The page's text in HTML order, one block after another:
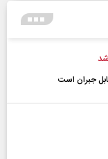
جبران است